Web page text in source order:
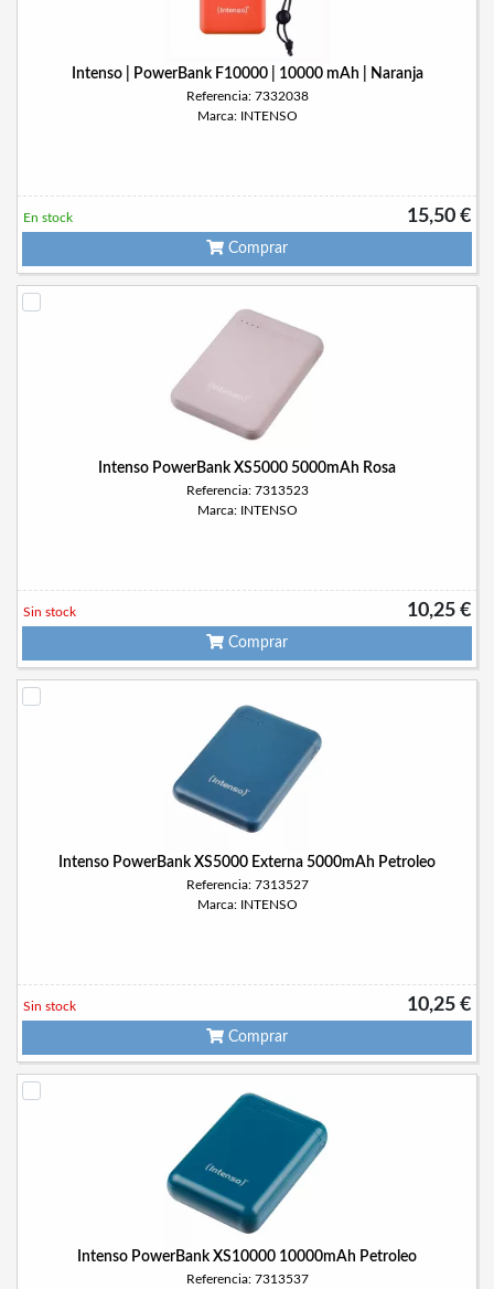
Intenso | PowerBank F10000 | 10000 mAh | Naranja
Referencia: 7332038
Marca: INTENSO
15,50 €
En stock
Comprar
Intenso PowerBank XS5000 5000mAh Rosa
Referencia: 7313523
Marca: INTENSO
10,25 €
Sin stock
Comprar
Intenso PowerBank XS5000 Externa 5000mAh Petroleo
Referencia: 7313527
Marca: INTENSO
10,25 €
Sin stock
Comprar
Intenso PowerBank XS10000 10000mAh Petroleo
Referencia: 7313537